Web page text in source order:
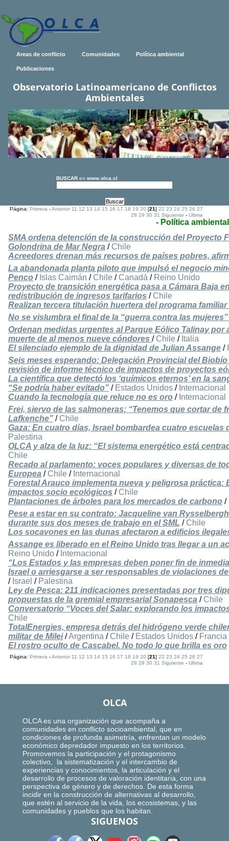
Areas de conflicto Comunidades Política ambiental
Publicaciones
Observatorio Latinoamericano de Conflictos
Ambientales
BUSCAR en www.olca.cl
Página:Primera -Anterior 11 12 13 14 15 16 17 18 19 20 [21]22 23 24 25 26 27
28 29 30 31 Siguiente -Ultima
- Política ambiental
SMA ordena detención de la construcción del Proyecto
Golondrina de Mar Negra / Chile
Acreedores drenan más recursos de países pobres,
La abandonada planta piloto que impulsó el negocio
Penco / Islas Caimán / Chile / Canadá / Reino Unido
Proyecto de transición energética pasa a Cámara Baja
redistribución de ingresos tarifarios / Chile
Realizan tercera titulación huertera del programa
No se vislumbra el final de la “guerra contra las mujeres”
Ordenan medidas urgentes al Parque Eólico Talinay
muerte de al menos nueve cóndores / Chile / Italia
El silenciado ejemplo de la dignidad de Julian Assange /
Seis meses esperando: Delegación Provincial del
revisión de informe técnico de impactos de proyectos
La científica que detectó los ‘químicos eternos’ en la
“Se podría haber evitado” / Estados Unidos / Internacional
Cuando la tecnología que reluce no es oro / Internacional
Frei, siervo de las salmoneras: “Tenemos que cortar de
Lafkenche” / Chile
Gaza: En cuatro días, Israel bombardea cuatro escuelas
Palestina
OLCA y alza de la luz: “El sistema energético está
Chile
Recado al parlamento: voces populares y diversas de
Europea / Chile / Internacional
Forestal Arauco implementa nueva y peligrosa
impactos socio ecológicos / Chile
Plantaciones de árboles para los mercados de carbono /
Pese a estar en su contrato: Jacqueline van
durante sus dos meses de trabajo en el SML / Chile
Los socavones en las dunas afectaron a edificios
Assange es liberado en el Reino Unido tras llegar a un
Reino Unido / Internacional
“Los Estados y las empresas deben poner fin de
Israel o arriesgarse a ser responsables de violaciones
/ Israel / Palestina
Ley de Pesca: 211 indicaciones presentadas por tres
propuestas de la gremial empresarial Sonapesca / Chile
Conversatorio “Voces del Salar: explorando los
Chile
TotalEnergies, empresa detrás del hidrógeno verde
militar de Milei/Argentina / Chile / Estados Unidos / Francia
­El rostro oculto de Cascabel. No todo lo que brilla es oro
Página:Primera -Anterior 11 12 13 14 15 16 17 18 19 20 [21]22 23 24 25 26 27
28 29 30 31 Siguiente -Ultima
OLCA
OLCA es una organización que acompaña a
comunidades en conflicto socioambiental, que en
condiciones de profunda asimetría, enfrentan un modelo
económico depredador impuesto en los territorios.
Promovemos la participación y el protagonismo
colectivo, la sistematización y el intercambio de
experiencias y conocimientos, la articulación y el
desarrollo de procesos de valoración identitaria, con una
perspectiva de género y de derechos. De esta forma
incidir en la construcción de alternativas al desarrollo,
que estén al servicio de la vida, los ecosistemas, y las
comunidades y pueblos que los habitan.
SIGUENOS